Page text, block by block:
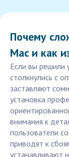
Почему
Mac и как
Если вы решили
столкнулись с
заставляют
установка
внимания к
пользователи
приводят к
устанавливают